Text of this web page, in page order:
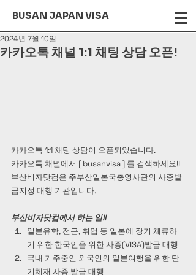
BUSAN JAPAN VISA
카카오톡 채널 1:1 채팅 상담 오픈!
2024년 7월 10일
카카오톡 1:1 채팅 상담이 오픈되었습니다.
카카오톡 채널에서 [ busanvisa ] 를 검색하세요!!
부산비자닷컴은 주부산일본국총영사관의 사증발
급지정 대행 기관입니다.
부산비자닷컴에서 하는 일!!
일본유학, 전근, 취업 등 일본에 장기 체류하
기 위한 한국인을 위한 사증(VISA)발급 대행
국내 거주중인 외국인의 일본여행을 위한 단
기체재 사증 발급 대행